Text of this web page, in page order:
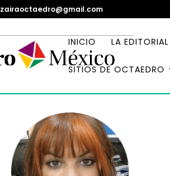
zairaoctaedro@gmail.com
INICIO LA EDITORIAL
SITIOS DE OCTAEDRO